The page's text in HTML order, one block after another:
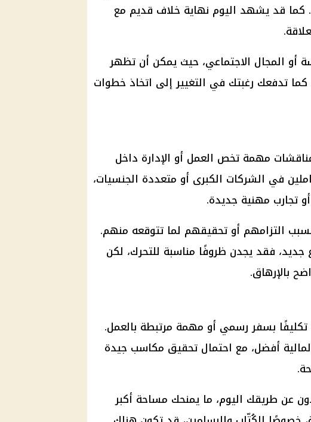
كما قد يشهد اليوم نهاية خلاف قديم مع
أو المجال الاجتماعي، حيث يمكن أن تظهر
تدفعك رغبتك في التغيير إلى اتخاذ خطوات
مهمة تخص العمل أو الإدارة داخل
في الشركات الكبرى أو متعددة الجنسيات،
تجارب مهنية جديدة.
بسبب التزامهم أو تحقيقهم لما تتوقعه منهم.
جديد، فقد يجدن ظروفًا مناسبة للتحرك، لكن
بالإرهاق.
تكليفًا بسفر رسمي أو مهمة مرتبطة بالعمل.
أفضل، مع احتمال تحقيق مكاسب جيدة
عن طريقك اليوم، ما يمنحك مساحة أكبر